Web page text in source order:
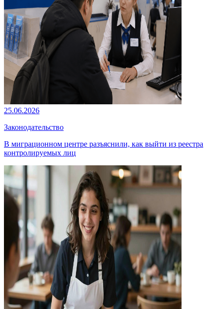
25.06.2026
Законодательство
В миграционном центре разъяснили, как выйти из реестра
контролируемых лиц